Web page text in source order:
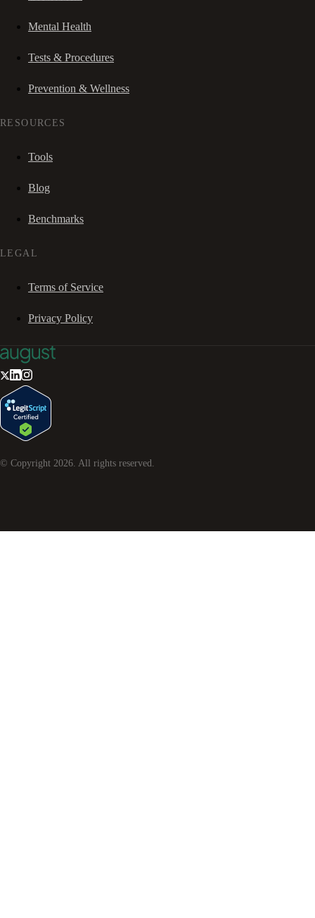
Mental Health
Tests & Procedures
Prevention & Wellness
RESOURCES
Tools
Blog
Benchmarks
LEGAL
Terms of Service
Privacy Policy
© Copyright 2026 . All rights reserved.